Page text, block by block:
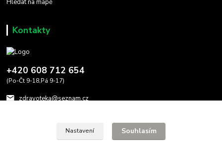
Hledat na mapě
Kontakty
+420 608 712 654
(Po-Čt 9-18,Pá 9-17)
zdravoteka@seznam.cz
Nastavení Souhlasím